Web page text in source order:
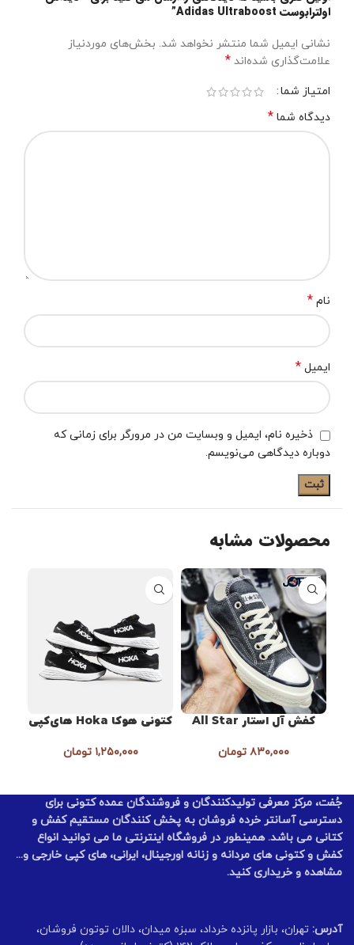
اولترا‌بوست Adidas Ultraboost”
نشانی ایمیل شما منتشر نخواهد شد. بخش‌های موردنیاز
علامت‌گذاری شده‌اند *
امتیاز شما
دیدگاه شما *
نام *
ایمیل *
ذخیره نام، ایمیل و وبسایت من در مرورگر برای زمانی که
دوباره دیدگاهی می‌نویسم.
محصولات مشابه
کفش آل استار All Star
۸۳۰,۰۰۰ تومان
کتونی هوکا Hoka های‌کپی
۱,۲۵۰,۰۰۰ تومان
جُفت، مرکز معرفی تولیدکنندگان و فروشندگان عمده کتونی برای
دسترسی آسانتر خرده فروشان به پخش کنندگان مستقیم کفش و
کتانی می باشد. همینطور در فروشگاه اینترنتی ما می توانید انواع
کفش و کتونی های مردانه و زنانه اورجینال، ایرانی، های کپی خارجی و...
مشاهده و خریداری کنید.
آدرس: تهران، بازار پانزده خرداد، سبزه میدان، دالان توتون فروشان،